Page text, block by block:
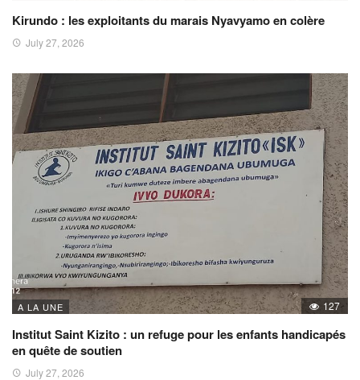
Kirundo : les exploitants du marais Nyavyamo en colère
July 27, 2026
A LA UNE 127
Institut Saint Kizito : un refuge pour les enfants handicapés
en quête de soutien
July 27, 2026